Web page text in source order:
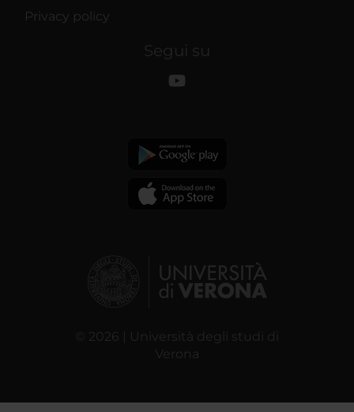
Privacy policy
Segui su
© 2026 | Università degli studi di
Verona